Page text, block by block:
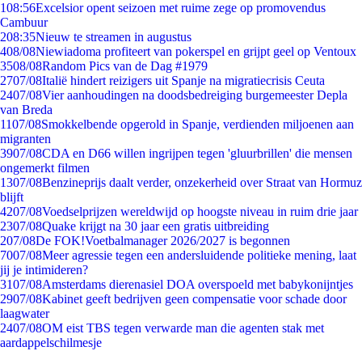
108:56Excelsior opent seizoen met ruime zege op promovendus
Cambuur
208:35Nieuw te streamen in augustus
408/08Niewiadoma profiteert van pokerspel en grijpt geel op Ventoux
3508/08Random Pics van de Dag #1979
2707/08Italië hindert reizigers uit Spanje na migratiecrisis Ceuta
2407/08Vier aanhoudingen na doodsbedreiging burgemeester Depla
van Breda
1107/08Smokkelbende opgerold in Spanje, verdienden miljoenen aan
migranten
3907/08CDA en D66 willen ingrijpen tegen 'gluurbrillen' die mensen
ongemerkt filmen
1307/08Benzineprijs daalt verder, onzekerheid over Straat van Hormuz
blijft
4207/08Voedselprijzen wereldwijd op hoogste niveau in ruim drie jaar
2307/08Quake krijgt na 30 jaar een gratis uitbreiding
207/08De FOK!Voetbalmanager 2026/2027 is begonnen
7007/08Meer agressie tegen een andersluidende politieke mening, laat
jij je intimideren?
3107/08Amsterdams dierenasiel DOA overspoeld met babykonijntjes
2907/08Kabinet geeft bedrijven geen compensatie voor schade door
laagwater
2407/08OM eist TBS tegen verwarde man die agenten stak met
aardappelschilmesje